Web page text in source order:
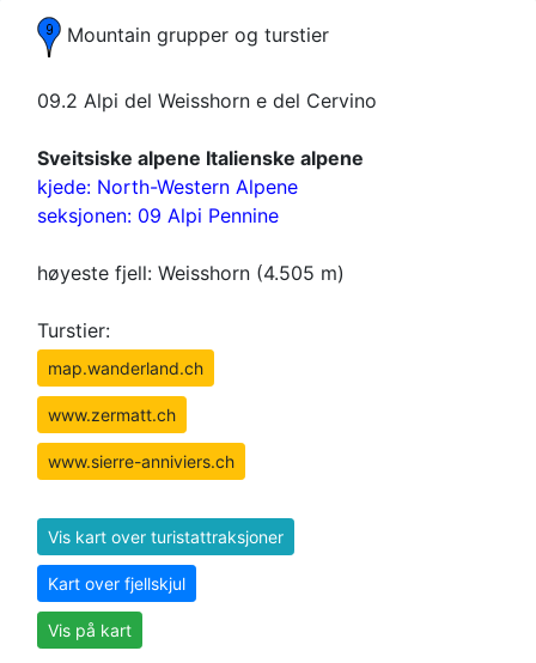
Mountain grupper og turstier
09.2 Alpi del Weisshorn e del Cervino
Sveitsiske alpene Italienske alpene
kjede: North-Western Alpene
seksjonen: 09 Alpi Pennine
høyeste fjell: Weisshorn (4.505 m)
Turstier:
map.wanderland.ch
www.zermatt.ch
www.sierre-anniviers.ch
Vis kart over turistattraksjoner
Kart over fjellskjul
Vis på kart